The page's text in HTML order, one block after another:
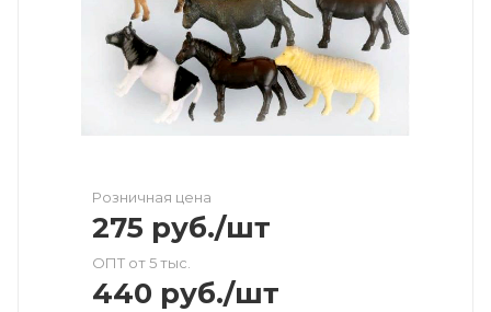
Розничная цена
275 руб./шт
ОПТ от 5 тыс.
440 руб./шт